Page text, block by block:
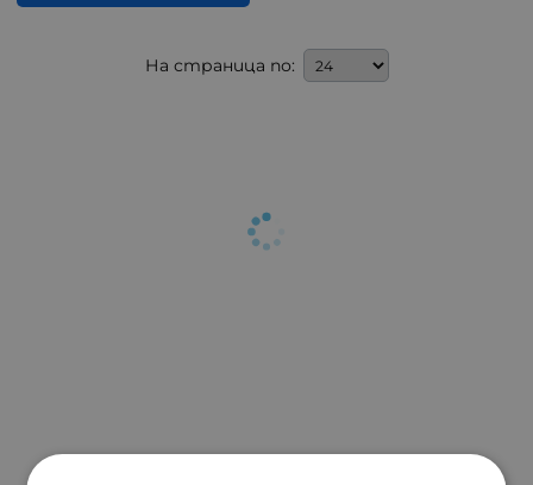
На страница по: